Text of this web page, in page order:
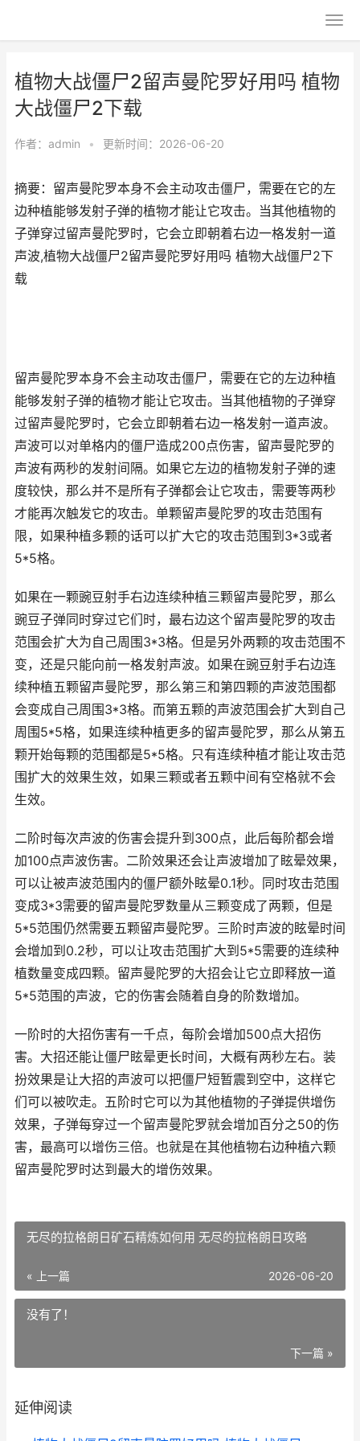
植物大战僵尸2留声曼陀罗好用吗 植物
大战僵尸2下载
作者： admin • 更新时间：2026-06-20
摘要：留声曼陀罗本身不会主动攻击僵尸，需要在它的左
边种植能够发射子弹的植物才能让它攻击。当其他植物的
子弹穿过留声曼陀罗时，它会立即朝着右边一格发射一道
声波,植物大战僵尸2留声曼陀罗好用吗 植物大战僵尸2下
载
留声曼陀罗本身不会主动攻击僵尸，需要在它的左边种植
能够发射子弹的植物才能让它攻击。当其他植物的子弹穿
过留声曼陀罗时，它会立即朝着右边一格发射一道声波。
声波可以对单格内的僵尸造成200点伤害，留声曼陀罗的
声波有两秒的发射间隔。如果它左边的植物发射子弹的速
度较快，那么并不是所有子弹都会让它攻击，需要等两秒
才能再次触发它的攻击。单颗留声曼陀罗的攻击范围有
限，如果种植多颗的话可以扩大它的攻击范围到3*3或者
5*5格。
如果在一颗豌豆射手右边连续种植三颗留声曼陀罗，那么
豌豆子弹同时穿过它们时，最右边这个留声曼陀罗的攻击
范围会扩大为自己周围3*3格。但是另外两颗的攻击范围不
变，还是只能向前一格发射声波。如果在豌豆射手右边连
续种植五颗留声曼陀罗，那么第三和第四颗的声波范围都
会变成自己周围3*3格。而第五颗的声波范围会扩大到自己
周围5*5格，如果连续种植更多的留声曼陀罗，那么从第五
颗开始每颗的范围都是5*5格。只有连续种植才能让攻击范
围扩大的效果生效，如果三颗或者五颗中间有空格就不会
生效。
二阶时每次声波的伤害会提升到300点，此后每阶都会增
加100点声波伤害。二阶效果还会让声波增加了眩晕效果，
可以让被声波范围内的僵尸额外眩晕0.1秒。同时攻击范围
变成3*3需要的留声曼陀罗数量从三颗变成了两颗，但是
5*5范围仍然需要五颗留声曼陀罗。三阶时声波的眩晕时间
会增加到0.2秒，可以让攻击范围扩大到5*5需要的连续种
植数量变成四颗。留声曼陀罗的大招会让它立即释放一道
5*5范围的声波，它的伤害会随着自身的阶数增加。
一阶时的大招伤害有一千点，每阶会增加500点大招伤
害。大招还能让僵尸眩晕更长时间，大概有两秒左右。装
扮效果是让大招的声波可以把僵尸短暂震到空中，这样它
们可以被吹走。五阶时它可以为其他植物的子弹提供增伤
效果，子弹每穿过一个留声曼陀罗就会增加百分之50的伤
害，最高可以增伤三倍。也就是在其他植物右边种植六颗
留声曼陀罗时达到最大的增伤效果。
无尽的拉格朗日矿石精炼如何用 无尽的拉格朗日攻略
« 上一篇 2026-06-20
没有了！
下一篇 »
延伸阅读